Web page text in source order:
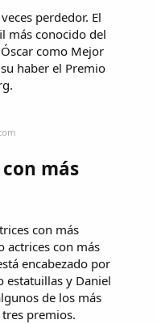
perdedor. El
más conocido del
como Mejor
haber el Premio
más
con más
actrices con más
encabezado por
estatuillas y Daniel
de los más
premios.